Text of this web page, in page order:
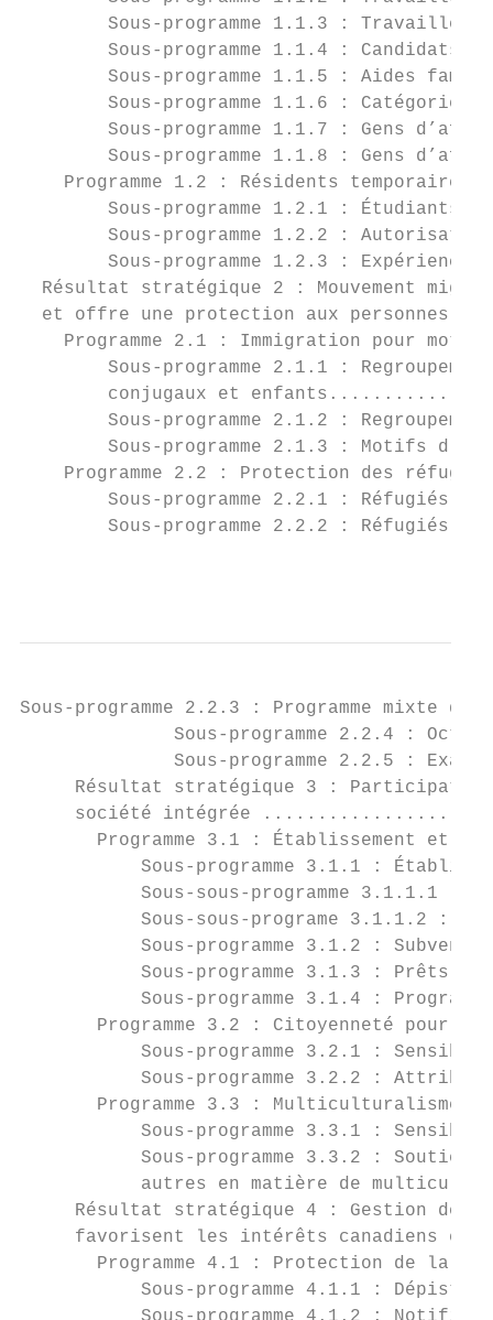
Sous-programme 1.1.3 :
Sous-programme 1.1.4 : Candidats
Sous-programme 1.1.5 : Aides
Sous-programme 1.1.6 : Catégorie
Sous-programme 1.1.7 : Gens
Sous-programme 1.1.8 : Gens
Programme 1.2 : Résidents temporaires
Sous-programme 1.2.1 : Étudiants
Sous-programme 1.2.2 :
Sous-programme 1.2.3 : Expérience
Résultat stratégique 2 : Mouvement
et offre une protection aux personnes
Programme 2.1 : Immigration pour
Sous-programme 2.1.1 :
conjugaux et
Sous-programme 2.1.2 :
Sous-programme 2.1.3 : Motifs
Programme 2.2 : Protection des
Sous-programme 2.2.1 : Réfugiés
Sous-programme 2.2.2 : Réfugiés
Sous-programme 2.2.3 : Programme
Sous-programme 2.2.4 :
Sous-programme 2.2.5 :
Résultat stratégique 3 :
société intégrée
Programme 3.1 : Établissement et
Sous-programme 3.1.1 :
Sous-sous-programme 3.1.1.1 :
Sous-sous-programe 3.1.1.2 :
Sous-programme 3.1.2 :
Sous-programme 3.1.3 : Prêts
Sous-programme 3.1.4 :
Programme 3.2 : Citoyenneté pour
Sous-programme 3.2.1 :
Sous-programme 3.2.2 :
Programme 3.3 : Multiculturalisme
Sous-programme 3.3.1 :
Sous-programme 3.3.2 : Soutien
autres en matière de
Résultat stratégique 4 : Gestion des
favorisent les intérêts canadiens et
Programme 4.1 : Protection de la
Sous-programme 4.1.1 :